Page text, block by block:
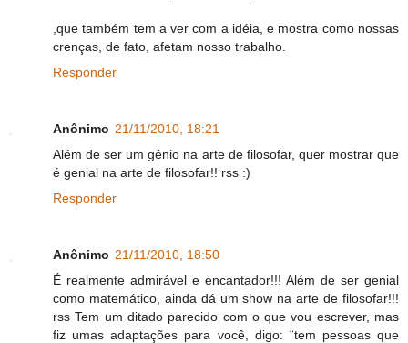
,que também tem a ver com a idéia, e mostra como nossas
crenças, de fato, afetam nosso trabalho.
Responder
Anônimo 21/11/2010, 18:21
Além de ser um gênio na arte de filosofar, quer mostrar que
é genial na arte de filosofar!! rss :)
Responder
Anônimo 21/11/2010, 18:50
É realmente admirável e encantador!!! Além de ser genial
como matemático, ainda dá um show na arte de filosofar!!!
rss Tem um ditado parecido com o que vou escrever, mas
fiz umas adaptações para você, digo: ¨tem pessoas que